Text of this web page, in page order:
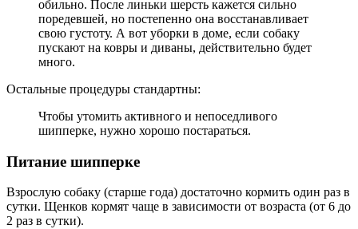
обильно. После линьки шерсть кажется сильно
поредевшей, но постепенно она восстанавливает
свою густоту. А вот уборки в доме, если собаку
пускают на ковры и диваны, действительно будет
много.
Остальные процедуры стандартны:
Чтобы утомить активного и непоседливого
шипперке, нужно хорошо постараться.
Питание шипперке
Взрослую собаку (старше года) достаточно кормить один раз в
сутки. Щенков кормят чаще в зависимости от возраста (от 6 до
2 раз в сутки).